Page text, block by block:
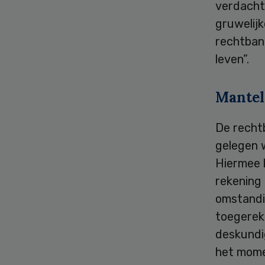
leven”.
De
gelegen
het